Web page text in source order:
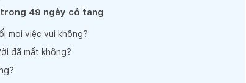
49 ngày có tang
mọi việc vui không?
đã mất không?